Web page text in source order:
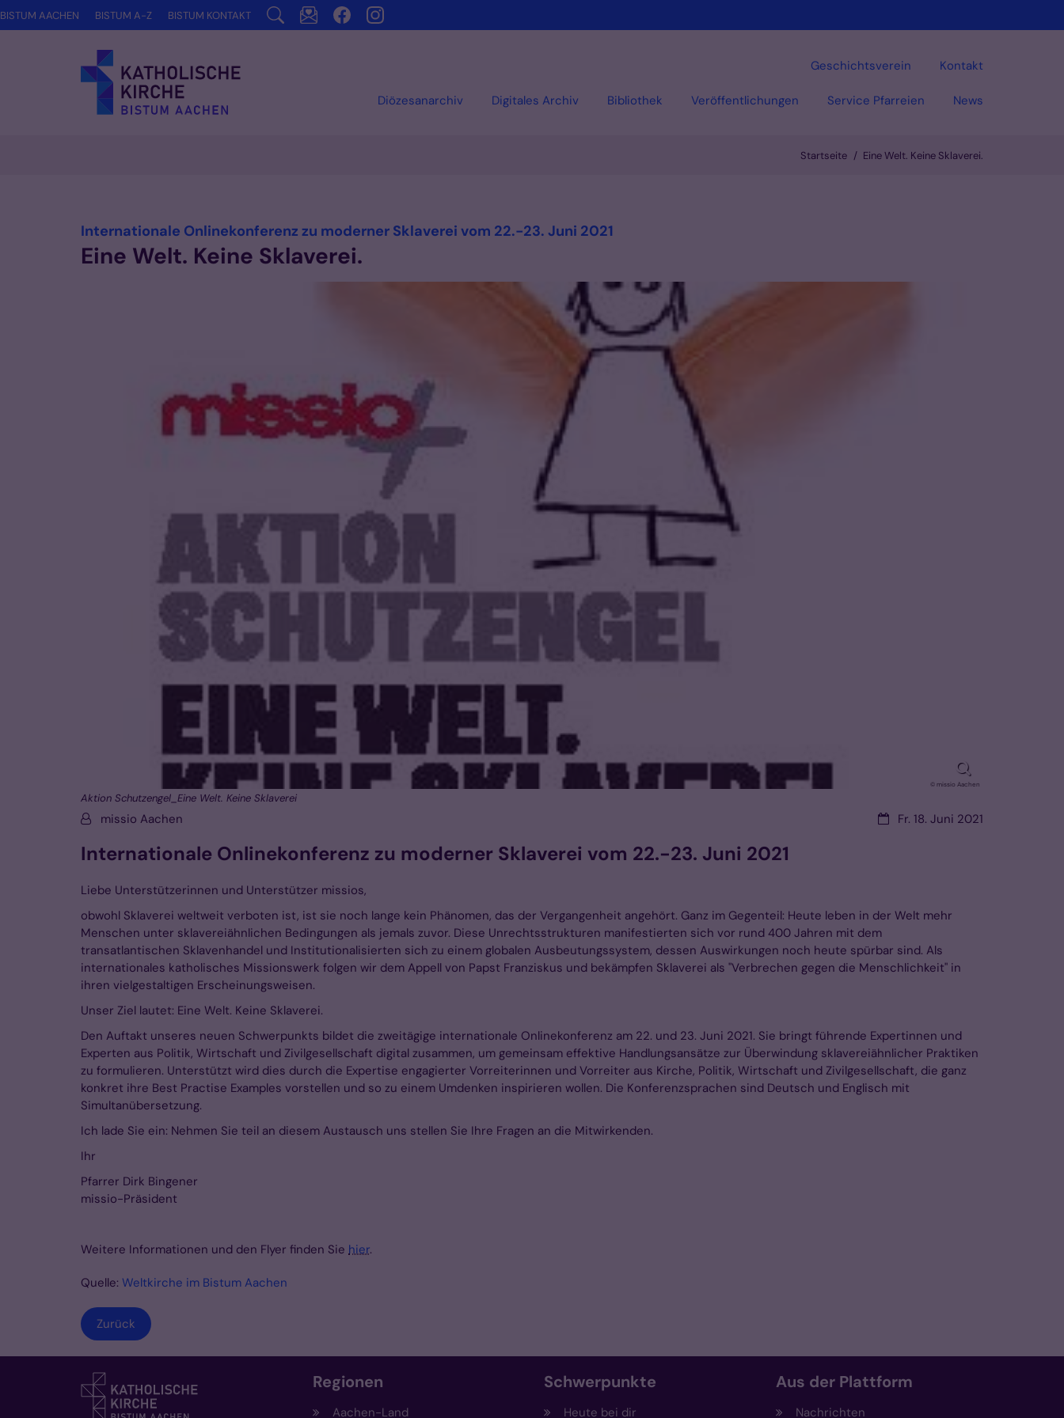
Zum Inhalt springen
Diözesanarchiv Digitales Archiv Bibliothek Veröffentlichungen Service Pfarreien News
Geschichtsverein Kontakt
BISTUM AACHEN BISTUM A-Z BISTUM KONTAKT
Startseite Eine Welt. Keine Sklaverei.
Internationale Onlinekonferenz zu moderner Sklaverei vom 22.-23. Juni 2021
Eine Welt. Keine Sklaverei.
© missio Aachen
Aktion Schutzengel_Eine Welt. Keine Sklaverei
Datum:Fr. 18. Juni 2021
Von:missio Aachen
Internationale Onlinekonferenz zu moderner Sklaverei vom 22.-23. Juni 2021
Liebe Unterstützerinnen und Unterstützer missios,
obwohl Sklaverei weltweit verboten ist, ist sie noch lange kein Phänomen, das der Vergangenheit angehört. Ganz im Gegenteil: Heute leben in der Welt mehr
Menschen unter sklavereiähnlichen Bedingungen als jemals zuvor. Diese Unrechtsstrukturen manifestierten sich vor rund 400 Jahren mit dem
transatlantischen Sklavenhandel und Institutionalisierten sich zu einem globalen Ausbeutungssystem, dessen Auswirkungen noch heute spürbar sind. Als
internationales katholisches Missionswerk folgen wir dem Appell von Papst Franziskus und bekämpfen Sklaverei als "Verbrechen gegen die Menschlichkeit" in
ihren vielgestaltigen Erscheinungsweisen.
Unser Ziel lautet: Eine Welt. Keine Sklaverei.
Den Auftakt unseres neuen Schwerpunkts bildet die zweitägige internationale Onlinekonferenz am 22. und 23. Juni 2021. Sie bringt führende Expertinnen und
Experten aus Politik, Wirtschaft und Zivilgesellschaft digital zusammen, um gemeinsam effektive Handlungsansätze zur Überwindung sklavereiähnlicher Praktiken
zu formulieren. Unterstützt wird dies durch die Expertise engagierter Vorreiterinnen und Vorreiter aus Kirche, Politik, Wirtschaft und Zivilgesellschaft, die ganz
konkret ihre Best Practise Examples vorstellen und so zu einem Umdenken inspirieren wollen. Die Konferenzsprachen sind Deutsch und Englisch mit
Simultanübersetzung.
Ich lade Sie ein: Nehmen Sie teil an diesem Austausch uns stellen Sie Ihre Fragen an die Mitwirkenden.
Ihr
Pfarrer Dirk Bingener
missio-Präsident
Weitere Informationen und den Flyer finden Sie hier.
Quelle: Weltkirche im Bistum Aachen
Zurück
Regionen
Aachen-Land
Schwerpunkte
Heute bei dir
Aus der Plattform
Nachrichten